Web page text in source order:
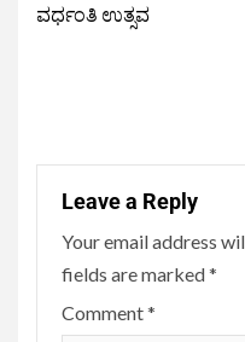
ವರ್ಧಂತಿ ಉತ್ಸವ
Leave a Reply
Your email address
fields are marked*
Comment*